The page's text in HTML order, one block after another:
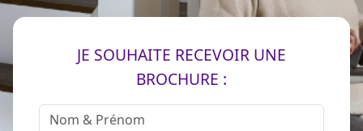
JE SOUHAITE RECEVOIR UNE
BROCHURE :